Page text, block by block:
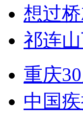
想过
祁连
重庆
中国